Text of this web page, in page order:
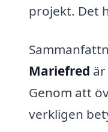
projekt. Det
Mariefred
Genom att
verkligen